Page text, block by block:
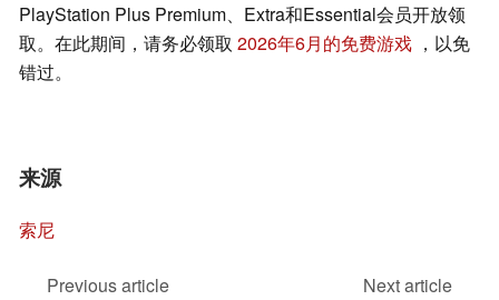
PlayStation Plus Premium、Extra和Essential会员开放领
取。在此期间，请务必领取 2026年6月的免费游戏 ，以免
错过。
来源
索尼
Previous article
Next article